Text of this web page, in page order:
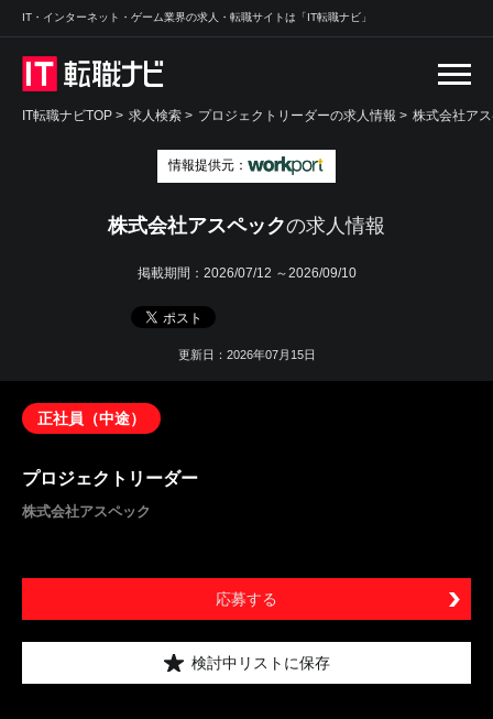
IT・インターネット・ゲーム業界の求人・転職サイトは「IT転職ナビ」
IT転職ナビTOP > 求人検索 > プロジェクトリーダーの求人情報 > 株式会社ア
情報提供元：
株式会社アスペックの求人情報
掲載期間： 2026/07/12 ～2026/09/10
更新日：2026年07月15日
正社員（中途）
プロジェクトリーダー
株式会社アスペック
応募する
検討中リストに保存